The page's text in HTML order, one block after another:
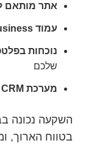
אתר מותאם
עמוד Google My Business
נוכחות
שלכם
מערכת CRM
השקעה נכונה
בטווח הארוך,